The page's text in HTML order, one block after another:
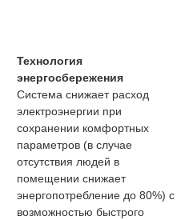
Технология
энергосбережения
Система снижает расход
электроэнергии при
сохранении комфортных
параметров (в случае
отсутствия людей в
помещении снижает
энергопотребление до 80%) с
возможностью быстрого